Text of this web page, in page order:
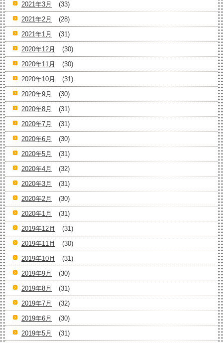
2021年3月
(33)
2021年2月
(28)
2021年1月
(31)
2020年12月
(30)
2020年11月
(30)
2020年10月
(31)
2020年9月
(30)
2020年8月
(31)
2020年7月
(31)
2020年6月
(30)
2020年5月
(31)
2020年4月
(32)
2020年3月
(31)
2020年2月
(30)
2020年1月
(31)
2019年12月
(31)
2019年11月
(30)
2019年10月
(31)
2019年9月
(30)
2019年8月
(31)
2019年7月
(32)
2019年6月
(30)
2019年5月
(31)